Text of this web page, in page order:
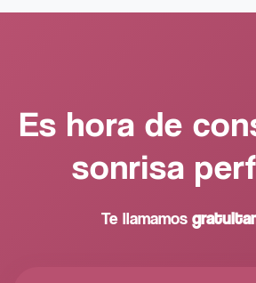
Es hora de
sonrisa
Te llamamos